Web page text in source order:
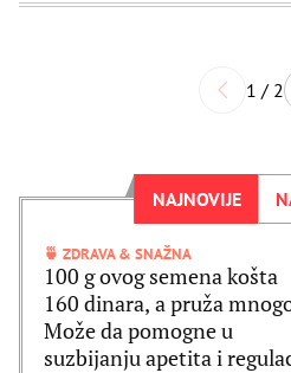
1 / 2
NAJNOVIJE
🍵 ZDRAVA & SNAŽNA
100 g ovog semena košta
160 dinara, a pruža
Može da pomogne u
suzbijanju apetita i